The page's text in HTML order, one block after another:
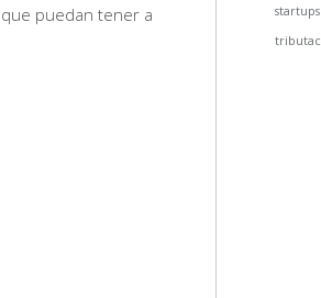
puedan tener a
startups